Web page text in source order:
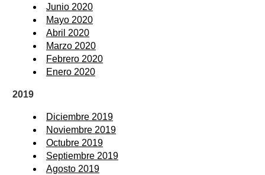
Junio 2020
Mayo 2020
Abril 2020
Marzo 2020
Febrero 2020
Enero 2020
2019
Diciembre 2019
Noviembre 2019
Octubre 2019
Septiembre 2019
Agosto 2019